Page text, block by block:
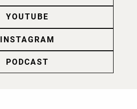
YOUTUBE
INSTAGRAM
PODCAST